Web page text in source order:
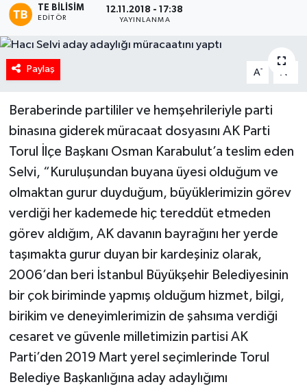
TE BILISIM
EDITÖR
12.11.2018 - 17:38
YAYINLANMA
Paylaş A- A
Beraberinde partililer ve hemşehrileriyle parti
binasına giderek müracaat dosyasını AK Parti
Torul İlçe Başkanı Osman Karabulut’a teslim eden
Selvi, “Kuruluşundan buyana üyesi olduğum ve
olmaktan gurur duyduğum, büyüklerimizin görev
verdiği her kademede hiç tereddüt etmeden
görev aldığım, AK davanın bayrağını her yerde
taşımakta gurur duyan bir kardeşiniz olarak,
2006’dan beri İstanbul Büyükşehir Belediyesinin
bir çok biriminde yapmış olduğum hizmet, bilgi,
birikim ve deneyimlerimizin de şahsıma verdiği
cesaret ve güvenle milletimizin partisi AK
Parti’den 2019 Mart yerel seçimlerinde Torul
Belediye Başkanlığına aday adaylığımı